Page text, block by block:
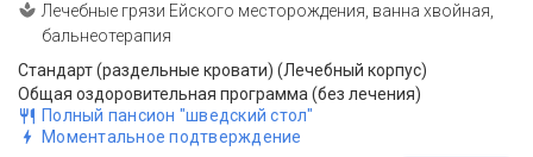
Лечебные грязи Ейского месторождения, ванна хвойная,
бальнеотерапия
Стандарт (раздельные кровати) (Лечебный корпус)
Общая оздоровительная программа (без лечения)
Полный пансион "шведский стол"
Моментальное подтверждение